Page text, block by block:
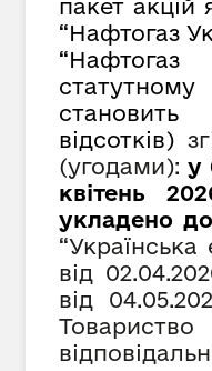
пакет
“Нафтогаз
відсотків)
(угодами):у
квітень
укладено
“Українська
від
від